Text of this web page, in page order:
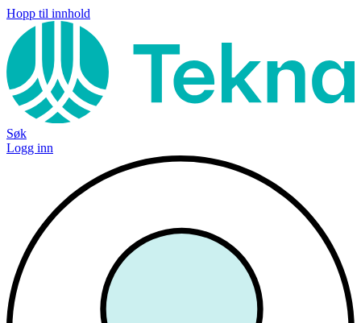
Hopp til innhold
Søk
Logg inn